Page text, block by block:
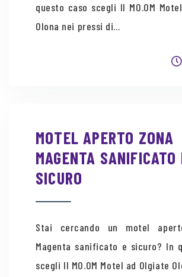
questo caso scegli Il MO.OM
Olona nei pressi di...
MOTEL APERTO ZONA
MAGENTA SANIFICATO
SICURO
Stai cercando un motel
Magenta sanificato e sicuro? In
scegli Il MO.OM Motel ad Olgiate